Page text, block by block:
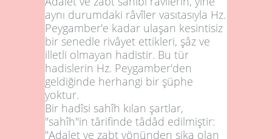
aynı durumdaki râvîler vasıtasıyla Hz.
Peygamber'e kadar ulaşan kesintisiz
bir senedle rivâyet ettikleri, şâz ve
illetli olmayan hadistir. Bu tür
hadislerin Hz. Peygamber'den
geldiğinde herhangi bir şüphe
yoktur.
Bir hadîsi sahîh kılan şartlar,
"sahîh"in târifinde tâdâd edilmiştir:
"Adalet ve zabt yönünden sika olan